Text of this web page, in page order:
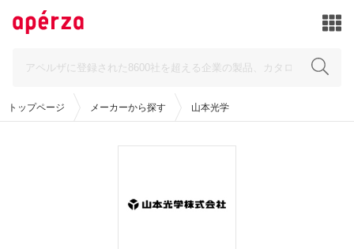
トップページ メーカーから探す 山本光学